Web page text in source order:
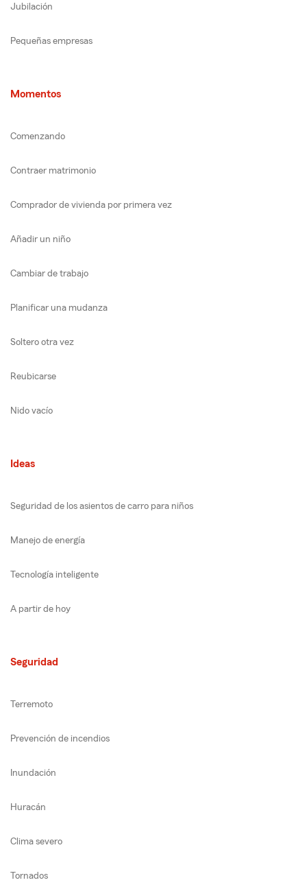
Jubilación
Pequeñas empresas
Momentos
Comenzando
Contraer matrimonio
Comprador de vivienda por primera vez
Añadir un niño
Cambiar de trabajo
Planificar una mudanza
Soltero otra vez
Reubicarse
Nido vacío
Ideas
Seguridad de los asientos de carro para niños
Manejo de energía
Tecnología inteligente
A partir de hoy
Seguridad
Terremoto
Prevención de incendios
Inundación
Huracán
Clima severo
Tornados